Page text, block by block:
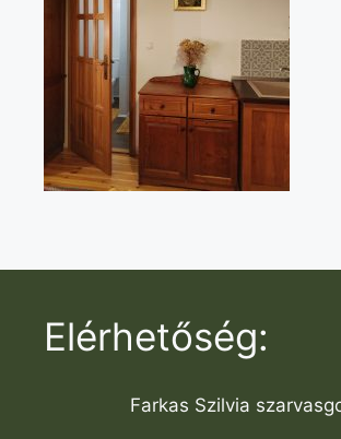
Elérhetőség:
Farkas Szilvia